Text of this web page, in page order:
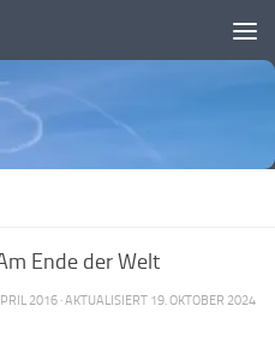
Ende der Welt
2016 · AKTUALISIERT 19. OKTOBER 2024